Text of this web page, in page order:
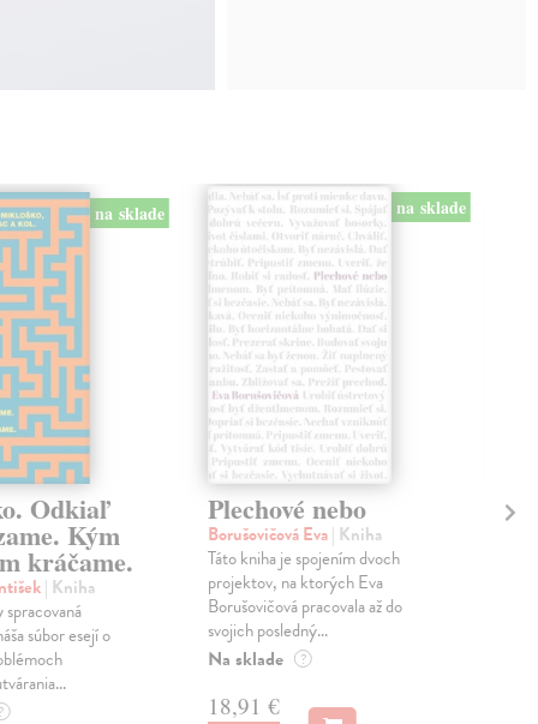
na sklade
Odkiaľ
Kým
kráčame.
| Kniha
súbor esejí o
na sklade
Plechové nebo
Borušovičová Eva| Kniha
Táto kniha je spojením dvoch
projektov, na ktorých Eva
Borušovičová pracovala až do
svojich posledný...
Na sklade ?
18,91 €